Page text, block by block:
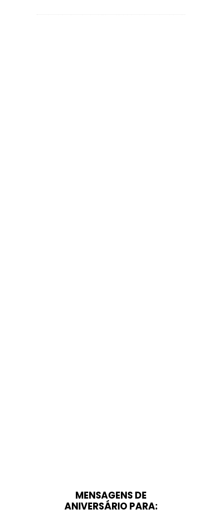
MENSAGENS DE
ANIVERSÁRIO PARA: